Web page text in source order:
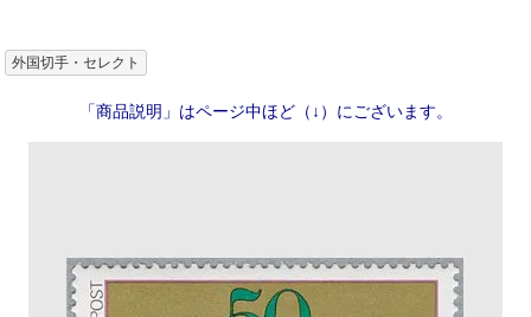
外国切手・セレクト
「商品説明」はページ中ほど（↓）にございます。